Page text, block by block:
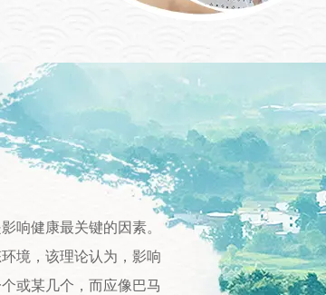
响健康最关键的因素。
境，该理论认为，影响
或某几个，而应像巴马